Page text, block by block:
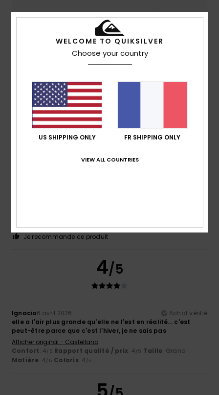
Taille
Trop grand
Matière
Coloris
4.8
4
Matière: 4/5 Coloris: 5/5
Je recommande ce produit
4/5
Ignacio6 avril 2026
Achat vérifié
elle a l'air plus grande qu'elle ne l'est en réalité... c'est
peut-être parce que c'est l'hiver, je ne sais pas
Afficher original - Castellano
Confort: 4/5 Rapport qualité / prix: 4/5 Taille: Grand
Matière: 4/5 Coloris: 4 /5
WELCOME TO QUIKSILVER
Choose your country
US SHIPPING ONLY FR SHIPPING ONLY
VIEW ALL COUNTRIES